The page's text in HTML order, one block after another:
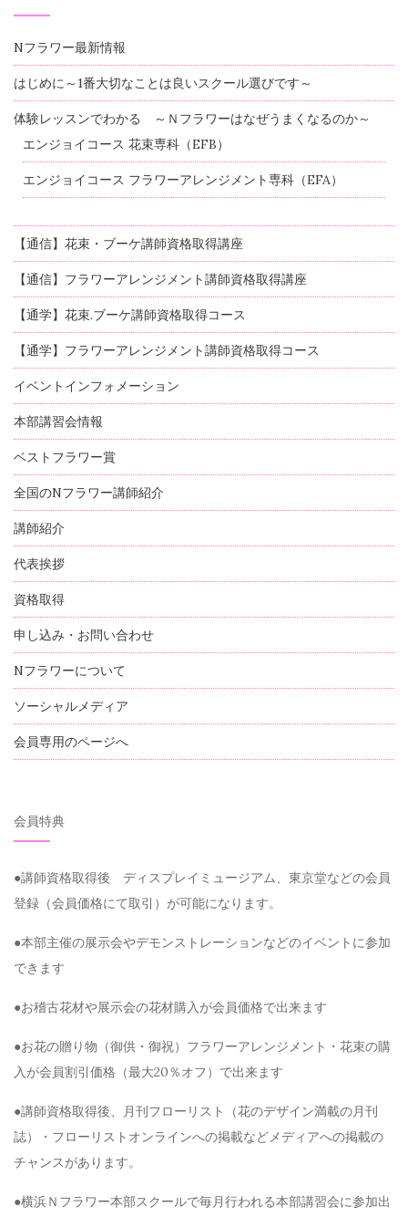
Nフラワー最新情報
はじめに～1番大切なことは良いスクール選びです～
体験レッスンでわかる ～Ｎフラワーはなぜうまくなるのか～
エンジョイコース 花束専科（EFB）
エンジョイコース フラワーアレンジメント専科（EFA）
【通信】花束・ブーケ講師資格取得講座
【通信】フラワーアレンジメント講師資格取得講座
【通学】花束.ブーケ講師資格取得コース
【通学】フラワーアレンジメント講師資格取得コース
イベントインフォメーション
本部講習会情報
ベストフラワー賞
全国のNフラワー講師紹介
講師紹介
代表挨拶
資格取得
申し込み・お問い合わせ
Nフラワーについて
ソーシャルメディア
会員専用のページへ
会員特典
●講師資格取得後 ディスプレイミュージアム、東京堂などの会員
登録（会員価格にて取引）が可能になります。
●本部主催の展示会やデモンストレーションなどのイベントに参加
できます
●お稽古花材や展示会の花材購入が会員価格で出来ます
●お花の贈り物（御供・御祝）フラワーアレンジメント・花束の購
入が会員割引価格（最大20％オフ）で出来ます
●講師資格取得後、月刊フローリスト（花のデザイン満載の月刊
誌）・フローリストオンラインへの掲載などメディアへの掲載の
チャンスがあります。
●横浜Ｎフラワー本部スクールで毎月行われる本部講習会に参加出